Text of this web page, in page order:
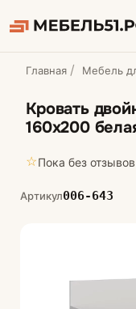
Главная Мебель
Кровать
160х200
☆Пока без отзывов
Артикул006-643